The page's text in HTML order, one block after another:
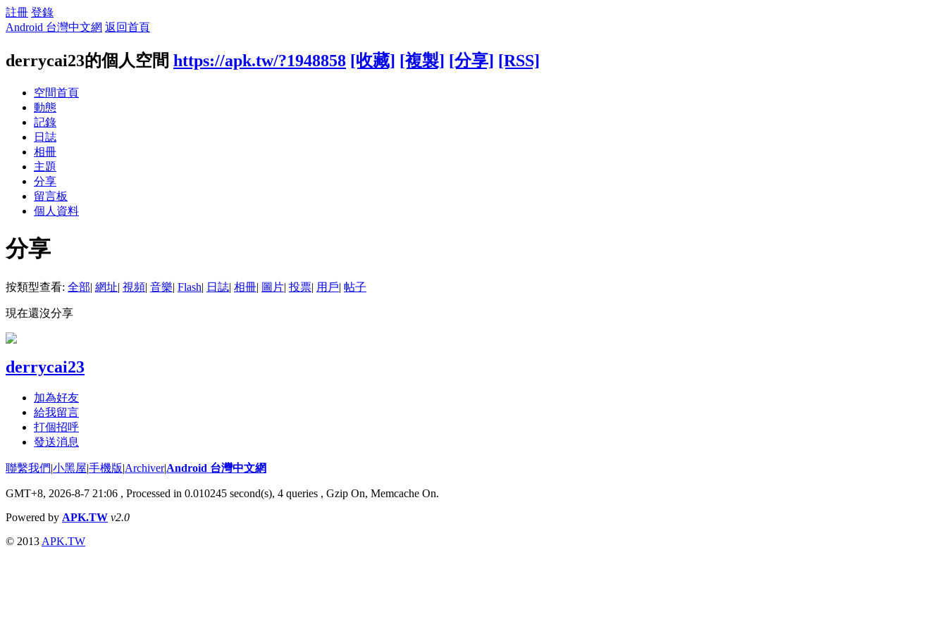
註冊 登錄
Android 台灣中文網 返回首頁
derrycai23的個人空間 https://apk.tw/?1948858 [收藏] [複製] [分享] [RSS]
空間首頁
動態
記錄
日誌
相冊
主題
分享
留言板
個人資料
分享
按類型查看: 全部| 網址| 視頻| 音樂| Flash| 日誌| 相冊| 圖片| 投票| 用戶| 帖子
現在還沒分享
derrycai23
加為好友
給我留言
打個招呼
發送消息
聯繫我們|小黑屋|手機版|Archiver|Android 台灣中文網
GMT+8, 2026-8-7 21:06 , Processed in 0.010245 second(s), 4 queries , Gzip On, Memcache On.
Powered by APK.TW v2.0
© 2013 APK.TW